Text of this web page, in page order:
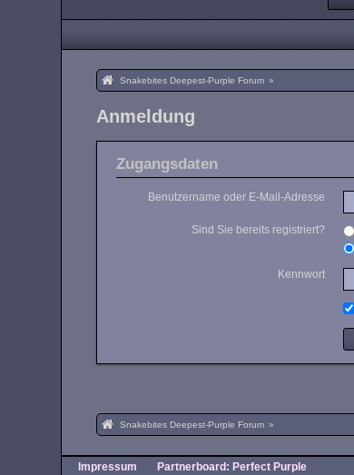
Snakebites Deepest-Purple Forum »
Anmeldung
Zugangsdaten
Benutzername oder E-Mail-Adresse
Sind Sie bereits registriert?
Kennwort
Snakebites Deepest-Purple Forum »
Impressum Partnerboard: Perfect Purple